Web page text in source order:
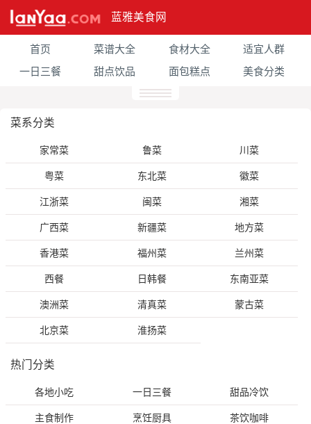
蓝雅美食网
首页 菜谱大全 食材大全
适宜人群
一日三餐
甜点饮品 面包糕点 美食分类
菜系分类
家常菜 鲁菜 川菜
粤菜 东北菜 徽菜
江浙菜 闽菜 湘菜
广西菜 新疆菜 地方菜
香港菜 福州菜 兰州菜
西餐 日韩餐 东南亚菜
澳洲菜 清真菜 蒙古菜
北京菜 淮扬菜
热门分类
各地小吃 一日三餐 甜品冷饮
主食制作 烹饪厨具 茶饮咖啡